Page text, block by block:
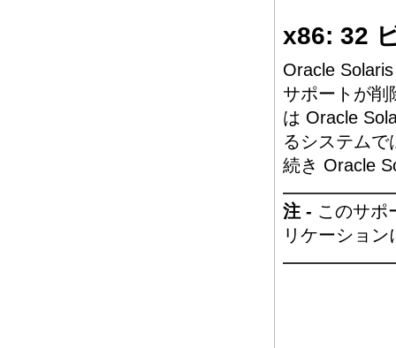
x86: 32
Oracle
サポートが削
は Oracle
るシステム
続き Oracle
注 - このサポ
リケーショ